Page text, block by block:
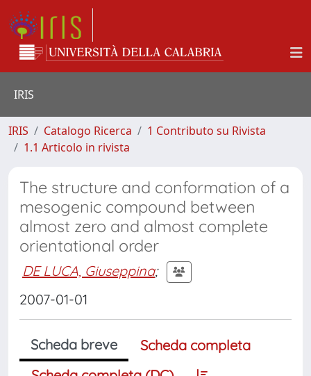
IRIS
IRIS Catalogo Ricerca
1 Contributo su Rivista
1.1 Articolo in rivista
The structure and conformation of a
mesogenic compound between
almost zero and almost complete
orientational order
DE LUCA, Giuseppina;
2007-01-01
Scheda breve
Scheda completa